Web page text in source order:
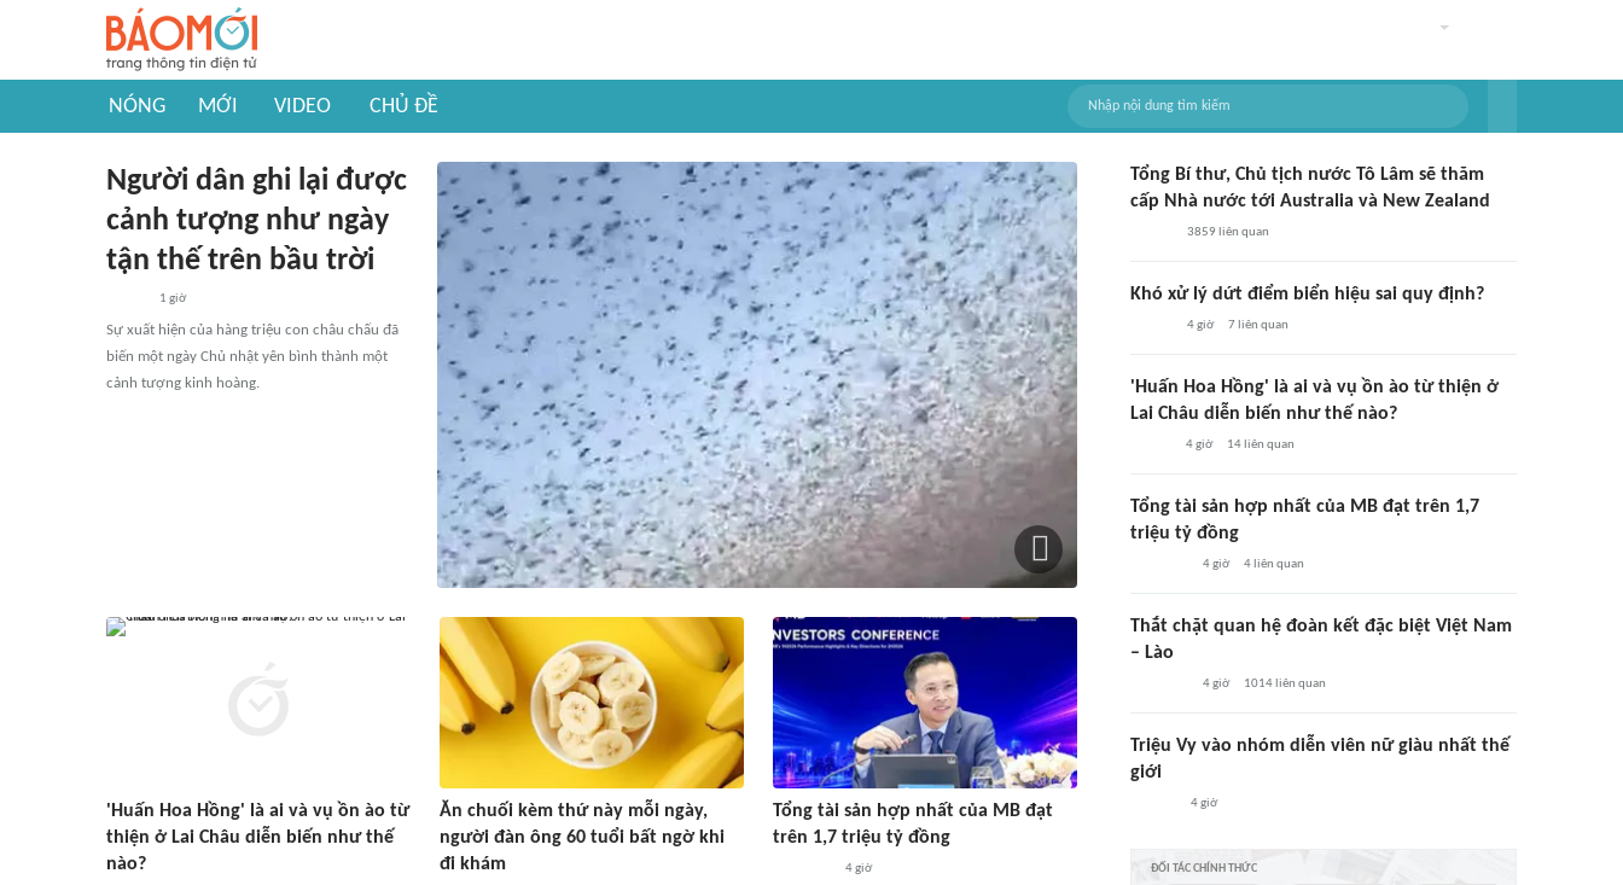
NÓNG MỚI VIDEO CHỦ ĐỀ
Người dân ghi lại được
cảnh tượng như ngày
tận thế trên bầu trời
1 giờ
Sự xuất hiện của hàng triệu con châu chấu đã
biến một ngày Chủ nhật yên bình thành một
cảnh tượng kinh hoàng.
'Huấn Hoa Hồng' là ai và vụ ồn ào từ
thiện ở Lai Châu diễn biến như thế
nào?
Ăn chuối kèm thứ này mỗi ngày,
người đàn ông 60 tuổi bất ngờ khi
đi khám
Tổng tài sản hợp nhất của MB đạt
trên 1,7 triệu tỷ đồng
4 giờ
Tổng Bí thư, Chủ tịch nước Tô Lâm sẽ thăm
cấp Nhà nước tới Australia và New Zealand
3859 liên quan
Khó xử lý dứt điểm biển hiệu sai quy định?
4 giờ 7 liên quan
'Huấn Hoa Hồng' là ai và vụ ồn ào từ thiện ở
Lai Châu diễn biến như thế nào?
4 giờ 14liên quan
Tổng tài sản hợp nhất của MB đạt trên 1,7
triệu tỷ đồng
4 giờ 4 liên quan
Thắt chặt quan hệ đoàn kết đặc biệt Việt Nam
– Lào
4 giờ 1014 liên quan
Triệu Vy vào nhóm diễn viên nữ giàu nhất thế
giới
4 giờ
ĐỐI TÁC CHÍNH THỨC